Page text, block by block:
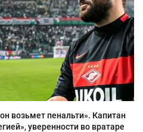
возьмет пенальти». Капитан
уверенности во вратаре